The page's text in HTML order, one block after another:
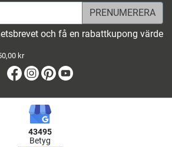
och få en rabattkupong värde
kr
Facebook
Instagram
Pinterest
43495
Betyg